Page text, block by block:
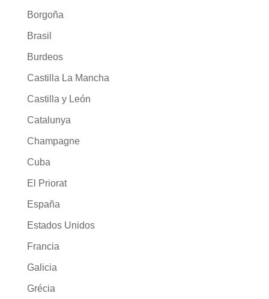
Borgoña
Brasil
Burdeos
Castilla La Mancha
Castilla y León
Catalunya
Champagne
Cuba
El Priorat
España
Estados Unidos
Francia
Galicia
Grécia